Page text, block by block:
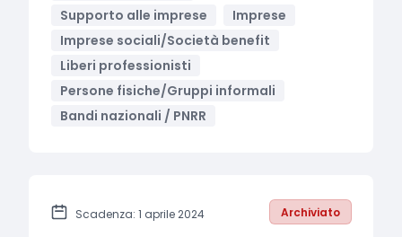
Supporto alle imprese
Imprese
Imprese sociali/Società benefit
Liberi professionisti
Persone fisiche/Gruppi informali
Bandi nazionali / PNRR
Scadenza: 1 aprile 2024 Archiviato